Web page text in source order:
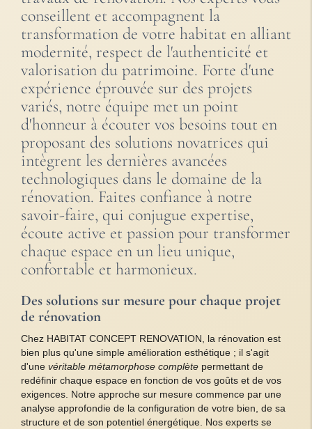
conseillent et accompagnent la
transformation de votre habitat en alliant
modernité, respect de l'authenticité et
valorisation du patrimoine. Forte d'une
expérience éprouvée sur des projets
variés, notre équipe met un point
d'honneur à écouter vos besoins tout en
proposant des solutions novatrices qui
intègrent les dernières avancées
technologiques dans le domaine de la
rénovation. Faites confiance à notre
savoir-faire, qui conjugue expertise,
écoute active et passion pour transformer
chaque espace en un lieu unique,
confortable et harmonieux.
Des solutions sur mesure pour chaque projet
de rénovation
Chez HABITAT CONCEPT RENOVATION, la rénovation est
bien plus qu'une simple amélioration esthétique ; il s'agit
d'une véritable métamorphose complète permettant de
redéfinir chaque espace en fonction de vos goûts et de vos
exigences. Notre approche sur mesure commence par une
analyse approfondie de la configuration de votre bien, de sa
structure et de son potentiel énergétique. Nos experts se